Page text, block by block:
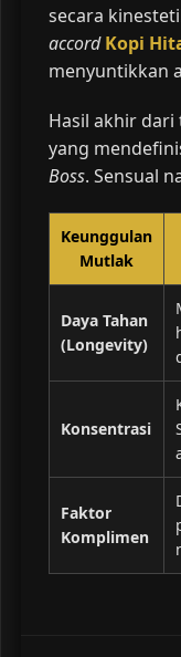
secara
accord Kopi
menyuntikkan
Hasil akhir
yang
Boss. Sensual
Keunggulan
Mutlak
Daya Tahan
(Longevity)
Konsentrasi
Faktor
Komplimen